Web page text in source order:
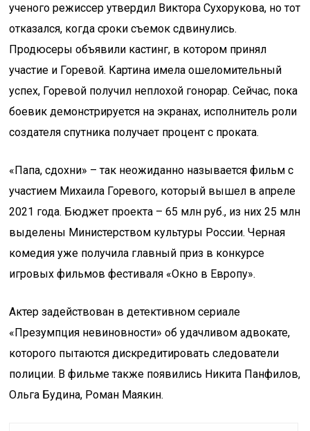
ученого режиссер утвердил Виктора Сухорукова, но тот
отказался, когда сроки съемок сдвинулись.
Продюсеры объявили кастинг, в котором принял
участие и Горевой. Картина имела ошеломительный
успех, Горевой получил неплохой гонорар. Сейчас, пока
боевик демонстрируется на экранах, исполнитель роли
создателя спутника получает процент с проката.
«Папа, сдохни» – так неожиданно называется фильм с
участием Михаила Горевого, который вышел в апреле
2021 года. Бюджет проекта – 65 млн руб., из них 25 млн
выделены Министерством культуры России. Черная
комедия уже получила главный приз в конкурсе
игровых фильмов фестиваля «Окно в Европу».
Актер задействован в детективном сериале
«Презумпция невиновности» об удачливом адвокате,
которого пытаются дискредитировать следователи
полиции. В фильме также появились Никита Панфилов,
Ольга Будина, Роман Маякин.